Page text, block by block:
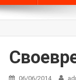
06/06/2014